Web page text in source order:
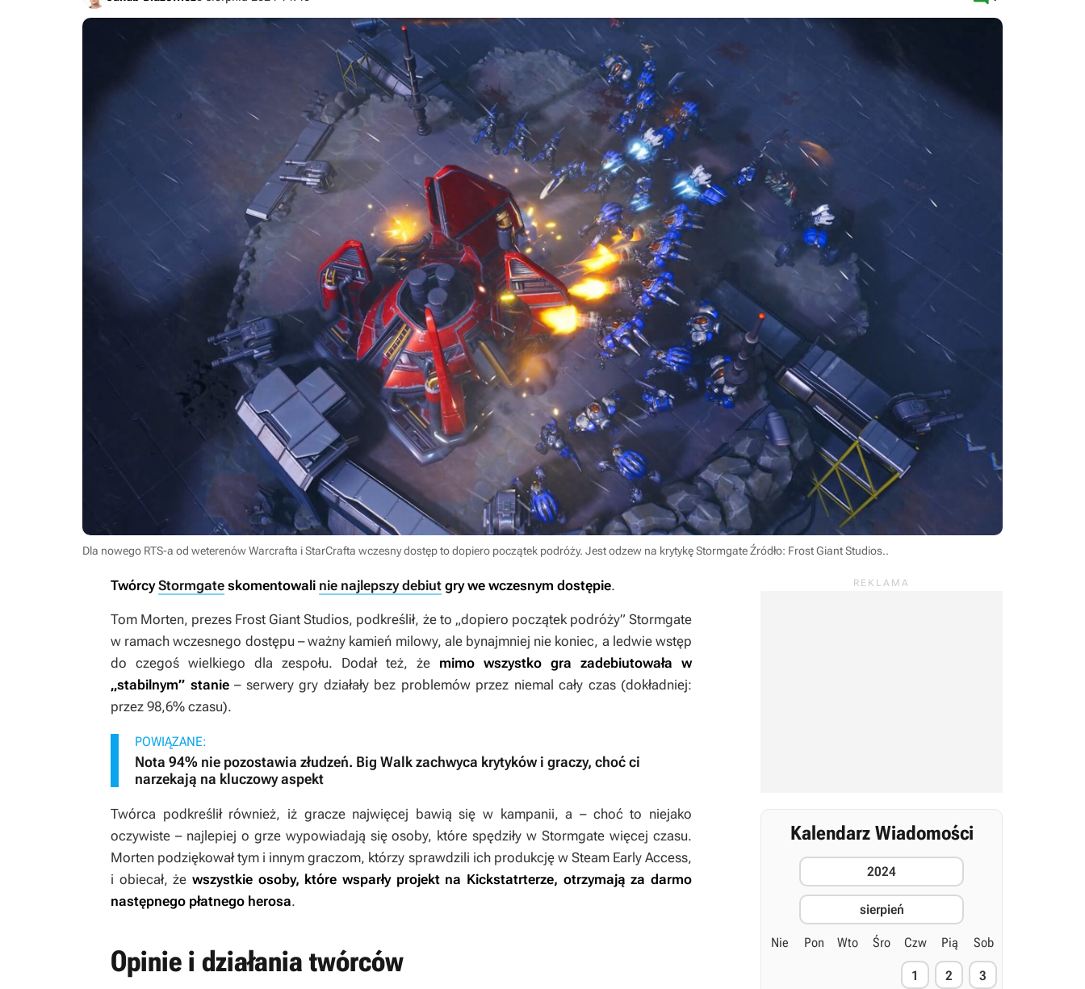
Dla nowego RTS-a od weterenów Warcrafta i StarCrafta wczesny dostęp to dopiero początek podróży. Jest odzew na krytykę StormgateŹródło: Frost Giant Studios..
TwórcyStormgate skomentowali nie najlepszy debiut gry we wczesnym dostępie.
Tom Morten, prezes Frost Giant Studios, podkreślił, że to „dopiero początek podróży” Stormgate
w ramach wczesnego dostępu – ważny kamień milowy, ale bynajmniej nie koniec, a ledwie wstęp
do czegoś wielkiego dla zespołu. Dodał też, że mimo wszystko gra zadebiutowała w
„stabilnym” stanie– serwery gry działały bez problemów przez niemal cały czas (dokładniej:
przez 98,6% czasu).
POWIĄZANE:
Nota 94% nie pozostawia złudzeń. Big Walk zachwyca krytyków i graczy, choć ci
narzekają na kluczowy aspekt
Twórca podkreślił również, iż gracze najwięcej bawią się w kampanii, a – choć to niejako
oczywiste – najlepiej o grze wypowiadają się osoby, które spędziły wStormgate więcej czasu.
Morten podziękował tym i innym graczom, którzy sprawdzili ich produkcję w Steam Early Access,
i obiecał, że wszystkie osoby, które wsparły projekt na Kickstatrterze, otrzymają za darmo
następnego płatnego herosa.
Opinie i działania twórców
Kalendarz Wiadomości
2024
sierpień
Nie Pon Wto Śro Czw Pią Sob
1 2 3